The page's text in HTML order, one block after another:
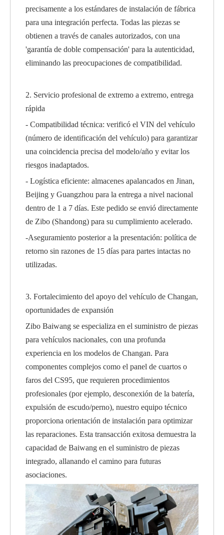
precisamente a los estándares de instalación de fábrica
para una integración perfecta. Todas las piezas se
obtienen a través de canales autorizados, con una
'garantía de doble compensación' para la autenticidad,
eliminando las preocupaciones de compatibilidad.
2. Servicio profesional de extremo a extremo, entrega
rápida
- Compatibilidad técnica: verificó el VIN del vehículo
(número de identificación del vehículo) para garantizar
una coincidencia precisa del modelo/año y evitar los
riesgos inadaptados.
- Logística eficiente: almacenes apalancados en Jinan,
Beijing y Guangzhou para la entrega a nivel nacional
dentro de 1 a 7 días. Este pedido se envió directamente
de Zibo (Shandong) para su cumplimiento acelerado.
-Aseguramiento posterior a la presentación: política de
retorno sin razones de 15 días para partes intactas no
utilizadas.
3. Fortalecimiento del apoyo del vehículo de Changan,
oportunidades de expansión
Zibo Baiwang se especializa en el suministro de piezas
para vehículos nacionales, con una profunda
experiencia en los modelos de Changan. Para
componentes complejos como el panel de cuartos o
faros del CS95, que requieren procedimientos
profesionales (por ejemplo, desconexión de la batería,
expulsión de escudo/perno), nuestro equipo técnico
proporciona orientación de instalación para optimizar
las reparaciones. Esta transacción exitosa demuestra la
capacidad de Baiwang en el suministro de piezas
integrado, allanando el camino para futuras
asociaciones.